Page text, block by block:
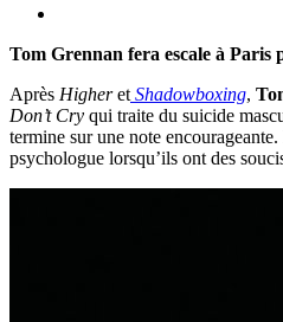
Tom Grennan fera escale à
Après Higheret Shadowboxing,
Don’t Cry qui traite du suicide
termine sur une note
psychologue lorsqu’ils ont des